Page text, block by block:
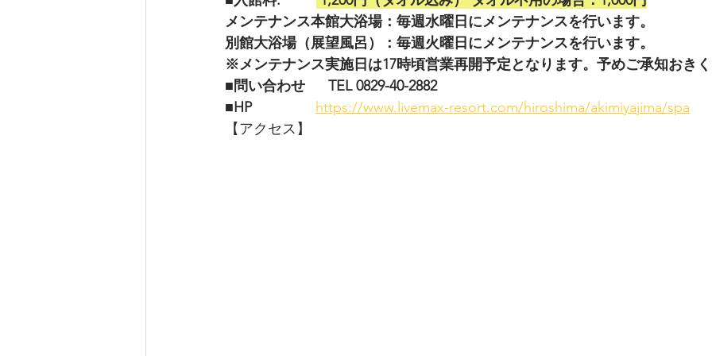
メンテナンス本館大浴場：毎週水曜日にメンテナンスを行います。
別館大浴場（展望風呂）：毎週火曜日にメンテナンスを行います。
※メンテナンス実施日は17時頃営業再開予定となります。予めご承知おきく
■問い合わせ
TEL 0829-40-2882
■HP https://www.livemax-resort.com/hiroshima/akimiyajima/spa
【アクセス】